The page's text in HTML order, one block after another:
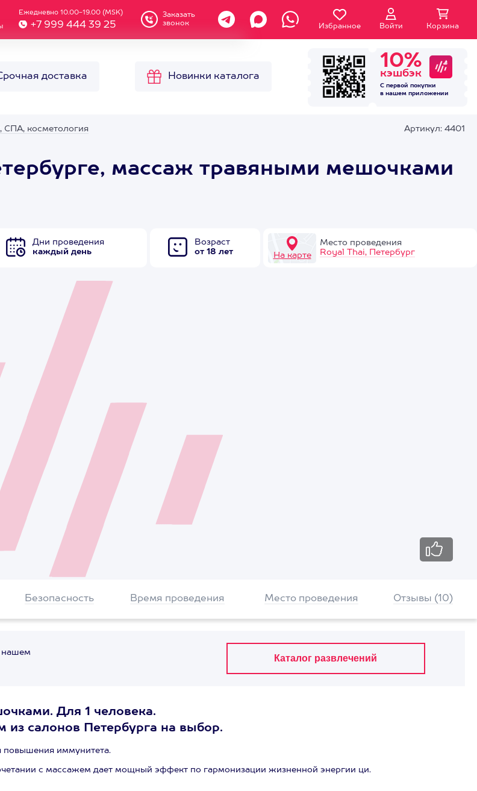
Ежедневно 10.00-19.00 (MSK)
+7 999 444 39 25
Заказать
звонок
Избранное Войти Корзина
доставка Новинки каталога
10%
кэшбэк
С первой покупки
в нашем приложении
СПА, косметология Артикул: 4401
массаж травяными мешочками
Дни проведения
каждый день
Возраст
от 18 лет
На карте
Место проведения
Royal Thai, Петербург
Безопасность Время проведения Место проведения Отзывы (10)
нашем
Для 1 человека.
из салонов Петербурга на выбор.
иммунитета.
с массажем дает мощный эффект по гармонизации жизненной энергии ци.